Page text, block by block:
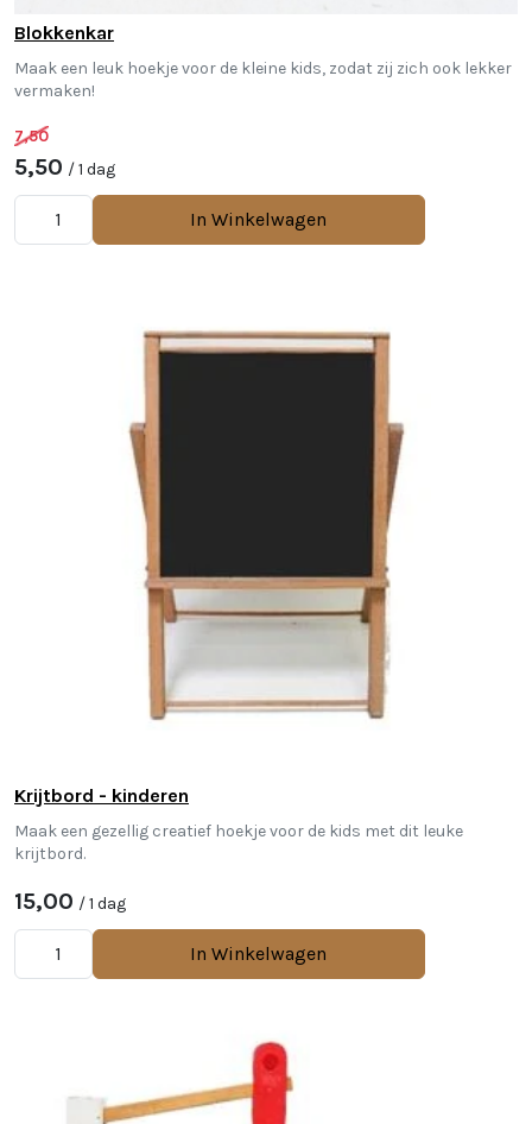
Blokkenkar
Maak een leuk hoekje voor de kleine kids, zodat zij zich ook lekker
vermaken!
7,50
5,50 / 1 dag
In Winkelwagen
Krijtbord - kinderen
Maak een gezellig creatief hoekje voor de kids met dit leuke
krijtbord.
15,00 / 1 dag
In Winkelwagen